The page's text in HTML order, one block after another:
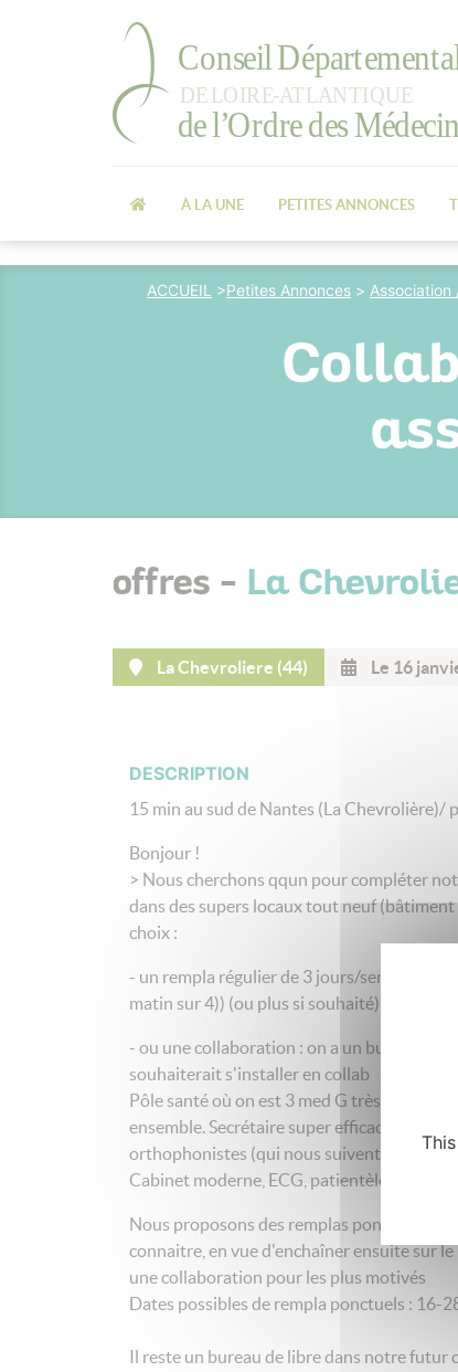
À LA UNE PETITES ANNONCES
ACCUEIL >Petites Annonces > Association
offres - La
La Chevroliere (44) Le 16
DESCRIPTION
15 min au sud de Nantes (La
Bonjour !
> Nous cherchons qqun pour compléter
dans des supers locaux tout neuf
choix :
- un rempla régulier de 3 jours/semaine
matin sur 4)) (ou plus si souhaité)
- ou une collaboration : on a un bureau de
souhaiterait s'installer en collab
Pôle santé où on est 3 med G très sympas (
ensemble. Secrétaire super efficace sur
orthophonistes (qui nous suivent dans le
Cabinet moderne, ECG, patientèle jeune et
Nous proposons des remplas ponctuels au
connaitre, en vue d'enchaîner ensuite sur
une collaboration pour les plus motivés
Dates possibles de rempla ponctuels : 16-
Il reste un bureau de libre dans notre futur